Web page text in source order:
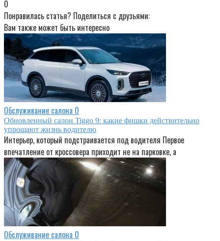
0
Понравилась статья? Поделиться с друзьями:
Вам также может быть интересно
Обслуживание салона 0
Обновленный салон Tiggo 9: какие фишки действительно
упрощают жизнь водителю
Интерьер, который подстраивается под водителя Первое
впечатление от кроссовера приходит не на парковке, а
Обслуживание салона 0